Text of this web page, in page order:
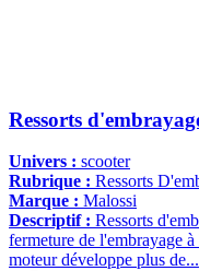
Ressorts
Univers : scooter
Rubrique : Ressorts
Marque : Malossi
Descriptif : Ressorts
fermeture de l'embrayage
moteur développe plus de...